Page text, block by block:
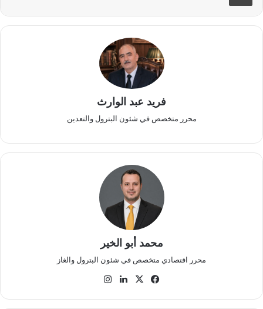
فريد عبد الوارث
محرر متخصص في شئون البترول والتعدين
محمد أبو الخير
محرر اقتصادي متخصص في شئون البترول والغاز
فيسبوك
‫X لينكدإن